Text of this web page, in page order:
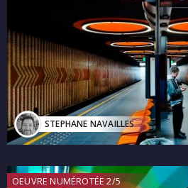
STEPHANE NAVAILLES
OEUVRE NUMÉROTÉE 2/5